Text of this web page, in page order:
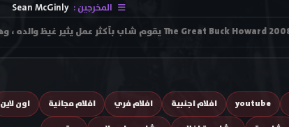
المخرجين : Sean McGinly
youtube افلام اجنبية افلام فري افلام مجانية اون لاين